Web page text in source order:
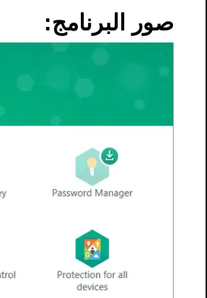
صور البرنامج: